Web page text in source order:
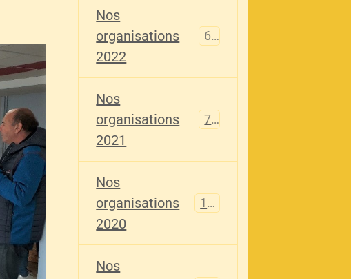
Nos
organisations
2022
61
Nos
organisations
2021
79
Nos
organisations
2020
121
Nos